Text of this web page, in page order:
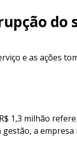
do
e as ações
1,3 milhão
a